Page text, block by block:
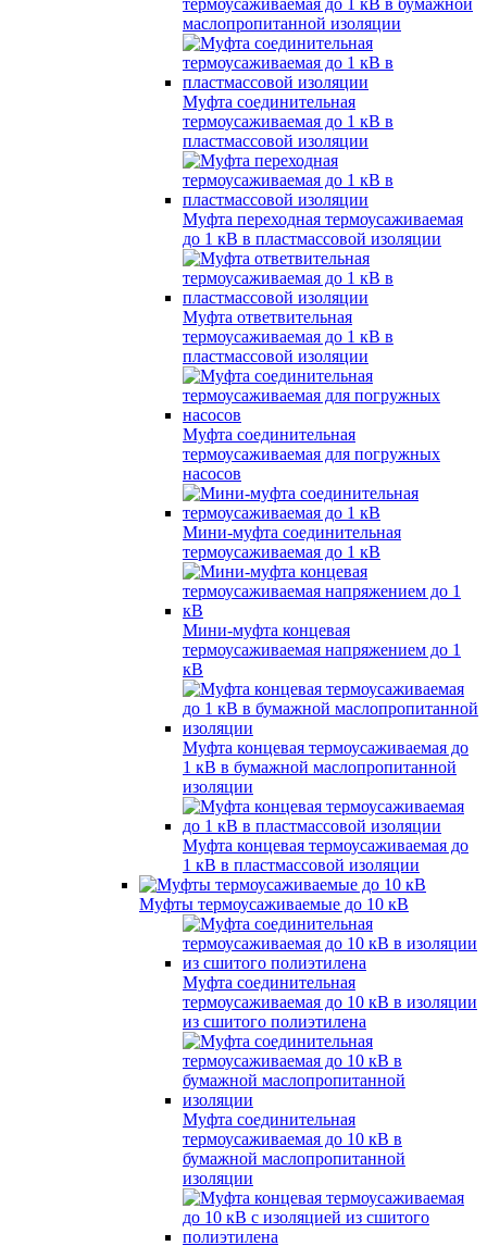
термоусаживаемая до 1 кВ в бумажной
маслопропитанной изоляции
Муфта соединительная
термоусаживаемая до 1 кВ в
пластмассовой изоляции
Муфта переходная термоусаживаемая
до 1 кВ в пластмассовой изоляции
Муфта ответвительная
термоусаживаемая до 1 кВ в
пластмассовой изоляции
Муфта соединительная
термоусаживаемая для погружных
насосов
Мини-муфта соединительная
термоусаживаемая до 1 кВ
Мини-муфта концевая
термоусаживаемая напряжением до 1
кВ
Муфта концевая термоусаживаемая до
1 кВ в бумажной маслопропитанной
изоляции
Муфта концевая термоусаживаемая до
1 кВ в пластмассовой изоляции
Муфты термоусаживаемые до 10 кВ
Муфта соединительная
термоусаживаемая до 10 кВ в изоляции
из сшитого полиэтилена
Муфта соединительная
термоусаживаемая до 10 кВ в
бумажной маслопропитанной
изоляции